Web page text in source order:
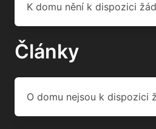
K domu nění k dispozici
Články
O domu nejsou k dispozici